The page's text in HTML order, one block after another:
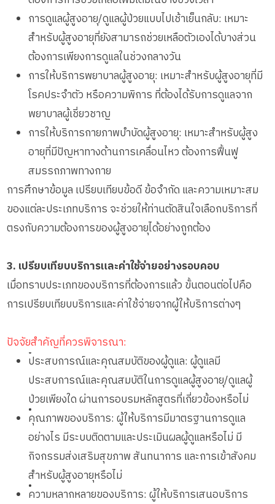
การดูแลผู้สูงอายุ/ดูแลผู้ป่วยแบบไปเช้าเย็นกลับ: เหมาะ
สำหรับผู้สูงอายุที่ยังสามารถช่วยเหลือตัวเองได้บางส่วน
ต้องการเพียงการดูแลในช่วงกลางวัน
การให้บริการพยาบาลผู้สูงอายุ: เหมาะสำหรับผู้สูงอายุที่มี
โรคประจำตัว หรือความพิการ ที่ต้องได้รับการดูแลจาก
พยาบาลผู้เชี่ยวชาญ
การให้บริการกายภาพบำบัดผู้สูงอายุ: เหมาะสำหรับผู้สูง
อายุที่มีปัญหาทางด้านการเคลื่อนไหว ต้องการฟื้นฟู
สมรรถภาพทางกาย
การศึกษาข้อมูล เปรียบเทียบข้อดี ข้อจำกัด และความเหมาะสม
ของแต่ละประเภทบริการ จะช่วยให้ท่านตัดสินใจเลือกบริการที่
ตรงกับความต้องการของผู้สูงอายุได้อย่างถูกต้อง
3. เปรียบเทียบบริการและค่าใช้จ่ายอย่างรอบคอบ
เมื่อทราบประเภทของบริการที่ต้องการแล้ว ขั้นตอนต่อไปคือ
การเปรียบเทียบบริการและค่าใช้จ่ายจากผู้ให้บริการต่างๆ
ปัจจัยสำคัญที่ควรพิจารณา:
•
ประสบการณ์และคุณสมบัติของผู้ดูแล: ผู้ดูแลมี
ประสบการณ์และคุณสมบัติในการดูแลผู้สูงอายุ/ดูแลผู้
ป่วยเพียงใด ผ่านการอบรมหลักสูตรที่เกี่ยวข้องหรือไม่
•
คุณภาพของบริการ: ผู้ให้บริการมีมาตรฐานการดูแล
อย่างไร มีระบบติดตามและประเมินผลผู้ดูแลหรือไม่ มี
กิจกรรมส่งเสริมสุขภาพ สันทนาการ และการเข้าสังคม
สำหรับผู้สูงอายุหรือไม่
•
ความหลากหลายของบริการ: ผู้ให้บริการเสนอบริการ